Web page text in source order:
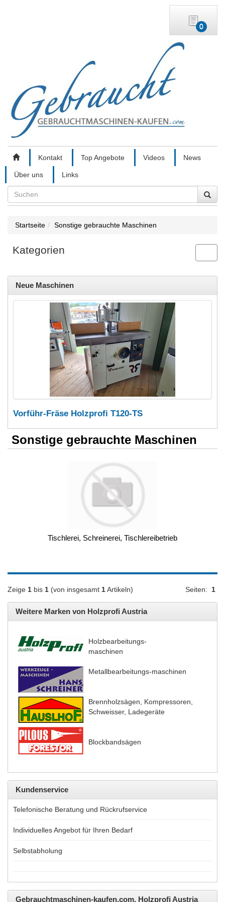
0
Kontakt Top Angebote Videos News
Über uns
Links
Search
Startseite Sonstige gebrauchte Maschinen
Kategorien
Neue Maschinen
Vorführ-Fräse Holzprofi T120-TS
Sonstige gebrauchte Maschinen
Tischlerei, Schreinerei, Tischlereibetrieb
Zeige 1 bis 1 (von insgesamt 1Artikeln) Seiten: 1
Weitere Marken von Holzprofi Austria
Holzbearbeitungs-
maschinen
Metallbearbeitungs-maschinen
Brennholzsägen, Kompressoren,
Schweisser, Ladegeräte
Blockbandsägen
Kundenservice
Telefonische Beratung und Rückrufservice
Individuelles Angebot für Ihren Bedarf
Selbstabholung
Gebrauchtmaschinen-kaufen.com, Holzprofi Austria